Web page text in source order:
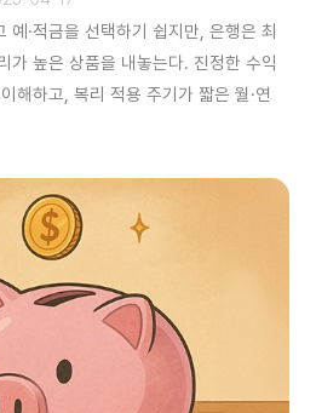
예·적금을 선택하기 쉽지만, 은행은 최
가 높은 상품을 내놓는다. 진정한 수익
해하고, 복리 적용 주기가 짧은 월·연